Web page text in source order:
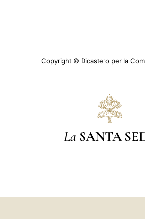
Copyright © Dicastero per la
La SANTA